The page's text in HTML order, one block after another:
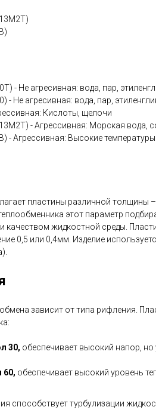
- Не агресивная: вода, пар,
- Не агресивная: вода, пар,
Кислоты, щелочи
- Агрессивная: Морская вода,
- Агрессивная: Высокие температуры
пластины различной толщины
этот параметр
качеством жидкостной среды.
0,5 или 0,4мм. Изделие
зависит от типа рифления.
30, обеспечивает высокий напор,
60, обеспечивает высокий уровень
способствует турбулизации